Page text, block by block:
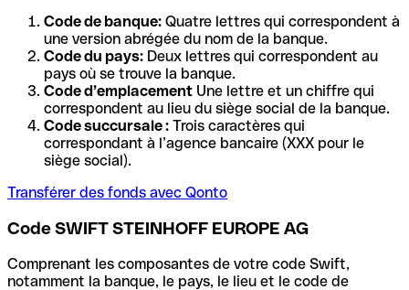
Code de banque: Quatre lettres qui correspondent à
une version abrégée du nom de la banque.
Code du pays: Deux lettres qui correspondent au
pays où se trouve la banque.
Code d’emplacement Une lettre et un chiffre qui
correspondent au lieu du siège social de la banque.
Code succursale : Trois caractères qui
correspondant à l’agence bancaire (XXX pour le
siège social).
Transférer des fonds avec Qonto
Code SWIFT STEINHOFF EUROPE AG
Comprenant les composantes de votre code Swift,
notamment la banque, le pays, le lieu et le code de